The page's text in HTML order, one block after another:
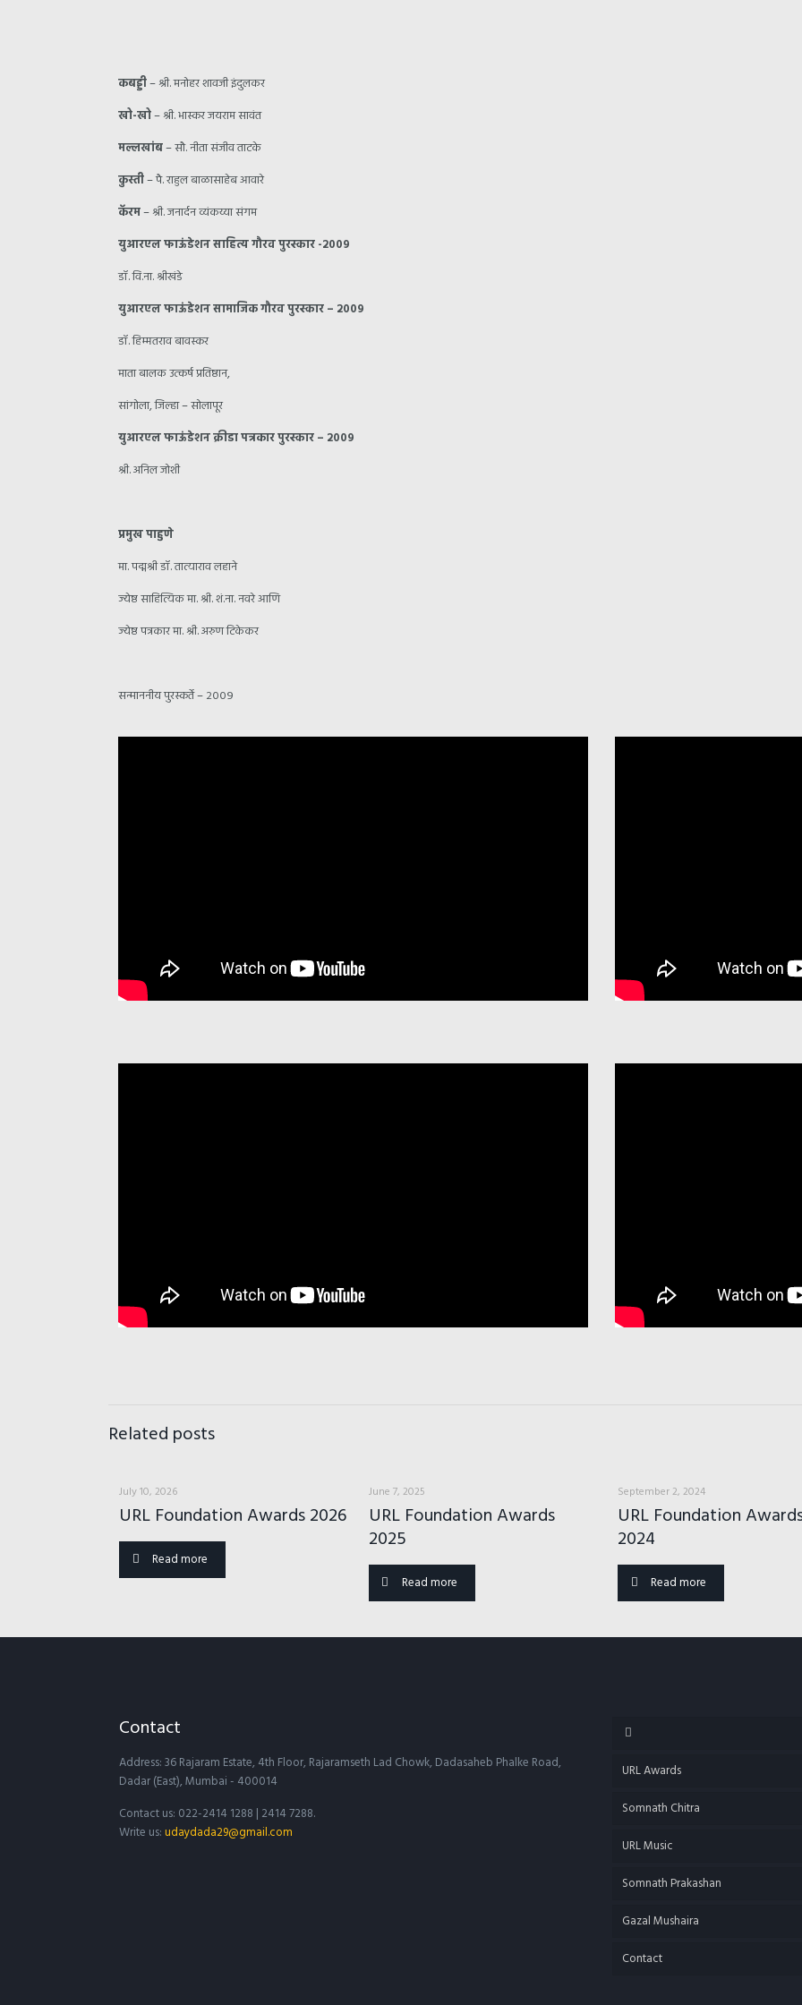
कबड्डी– श्री. मनोहर शावजी इंदुलकर
खो-खो– श्री. भास्कर जयराम सावंत
मल्लखांब– सौ. नीता संजीव ताटके
कुस्ती– पै. राहुल बाळासाहेब आवारे
कॅरम– श्री. जनार्दन व्यंकय्या संगम
युआरएल फाऊंडेशन साहित्य गौरव पुरस्कार -२००९
डॉ. वि.ना. श्रीखंडे
युआरएल फाऊंडेशन सामाजिक गौरव पुरस्कार – २००९
डॉ. हिम्मतराव बावस्कर
माता बालक उत्कर्ष प्रतिष्ठान,
सांगोला, जिल्हा – सोलापूर
युआरएल फाऊंडेशन क्रीडा पत्रकार पुरस्कार – २००९
श्री. अनिल जोशी
प्रमुख पाहुणे
मा. पद्मश्री डॉ. तात्याराव लहाने
ज्येष्ठ साहित्यिक मा. श्री. शं.ना. नवरे आणि
ज्येष्ठ पत्रकार मा. श्री. अरुण टिकेकर
सन्माननीय पुरस्कर्ते – २००९
Related posts
July 10, 2026
URL Foundation Awards 2026
Read more
June 7, 2025
URL Foundation Awards
2025
Read more
September 2, 2024
URL Foundation
2024
Read more
Contact
Address: 36 Rajaram Estate, 4th Floor, Rajaramseth Lad Chowk, Dadasaheb Phalke Road,
Dadar (East), Mumbai - 400014
Contact us: 022-2414 1288 | 2414 7288.
Write us:udaydada29@gmail.com
URL Awards
Somnath Chitra
URL Music
Somnath Prakashan
Gazal Mushaira
Contact